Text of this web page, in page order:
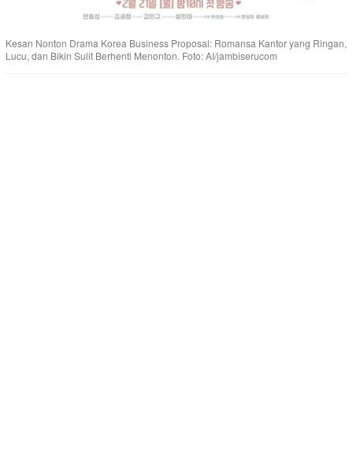
Kesan Nonton Drama Korea Business Proposal: Romansa Kantor yang Ringan,
Lucu, dan Bikin Sulit Berhenti Menonton. Foto: AI/jambiserucom